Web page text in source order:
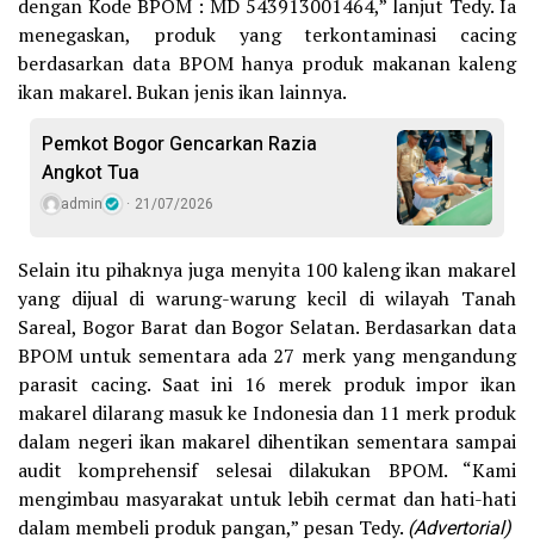
dengan Kode BPOM : MD 543913001464,” lanjut Tedy. Ia
menegaskan, produk yang terkontaminasi cacing
berdasarkan data BPOM hanya produk makanan kaleng
ikan makarel. Bukan jenis ikan lainnya.
Pemkot Bogor Gencarkan Razia
Angkot Tua
admin 21/07/2026
Selain itu pihaknya juga menyita 100 kaleng ikan makarel
yang dijual di warung-warung kecil di wilayah Tanah
Sareal, Bogor Barat dan Bogor Selatan. Berdasarkan data
BPOM untuk sementara ada 27 merk yang mengandung
parasit cacing. Saat ini 16 merek produk impor ikan
makarel dilarang masuk ke Indonesia dan 11 merk produk
dalam negeri ikan makarel dihentikan sementara sampai
audit komprehensif selesai dilakukan BPOM. “Kami
mengimbau masyarakat untuk lebih cermat dan hati-hati
dalam membeli produk pangan,” pesan Tedy. (Advertorial)